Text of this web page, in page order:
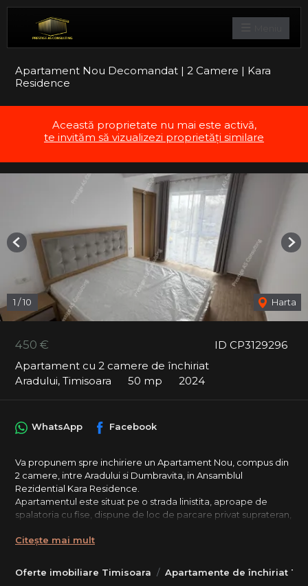
Apartament Nou Decomandat | 2 Camere | Kara
Residence
Această proprietate nu mai este activă,
te invităm să vizualizezi proprietăți similare
ID CP3129296
450 €
Apartament cu 2 camere de închiriat
Aradului, Timisoara
50 mp 2024
1 /10 Harta
Previous
Oferte imobiliare Timisoara Apartamente de închiriat
WhatsApp Facebook
Va propunem spre inchiriere un Apartament Nou, compus din
2 camere, intre Aradului si Dumbravita, in Ansamblul
Rezidential Kara Residence.
Apartamentul este situat pe o strada linistita, aproape de
spalatoria cu fise, dispune de loc de parcare privat suprateran,
50mp+Balcon si este compartimentat astfel: Hol acces, Living
Dormitor+ Dressing, Baie.
Confortul termic este asigurat de centrala proprie pe gaz-
Citește mai mult